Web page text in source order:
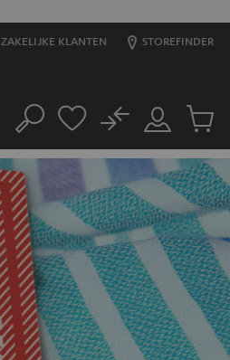
ZAKELIJKE KLANTEN STOREFINDER
Zoeken
Mijn
account
No